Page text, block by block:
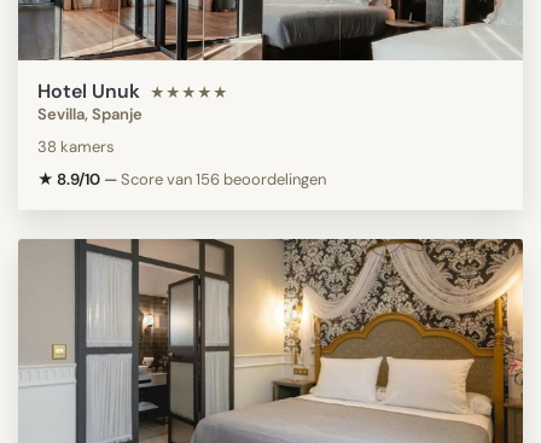
Hotel Unuk ★★★★★
Sevilla, Spanje
38 kamers
★ 8.9/10 —Score van 156 beoordelingen